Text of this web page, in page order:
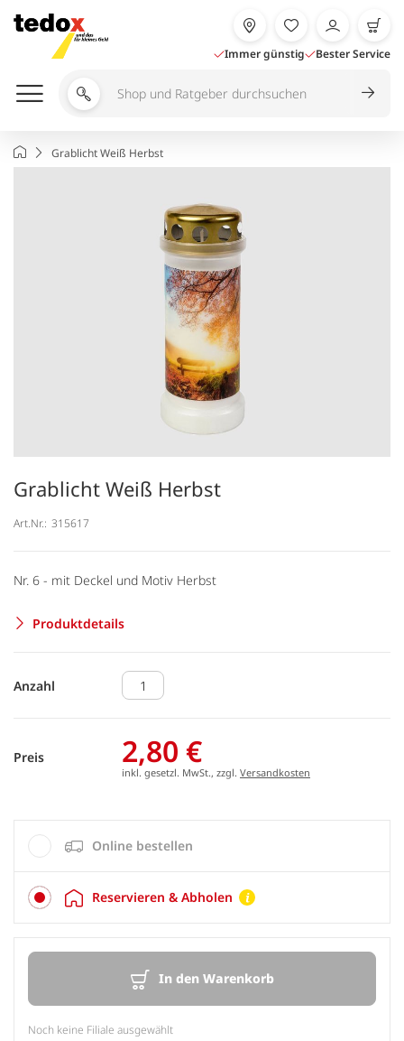
Inhalt
springen
Immer günstig Bester Service
Shop
durchsuchen
StartseiteGrablicht Weiß Herbst
Grablicht Weiß Herbst
Art.Nr.: 315617
Nr. 6 - mit Deckel und Motiv Herbst
Produktdetails
Anzahl
Preis 2,80 €
inkl. gesetzl. MwSt., zzgl. Versandkosten
Online bestellen
Reservieren & Abholen
In den Warenkorb
Noch keine Filiale ausgewählt